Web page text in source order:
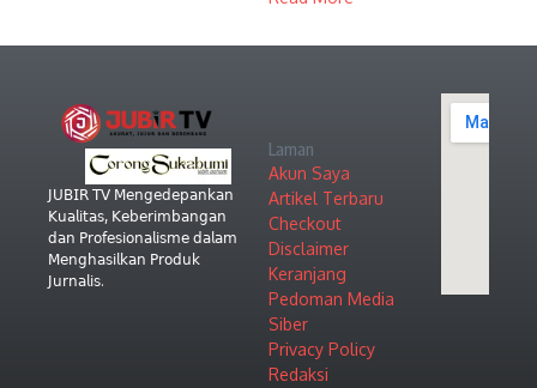
𝖩𝖴𝖡𝖨𝖱 𝖳𝖵 𝖬𝖾𝗇𝗀𝖾𝖽𝖾𝗉𝖺𝗇𝗄𝖺𝗇
𝖪𝗎𝖺𝗅𝗂𝗍𝖺𝗌, 𝖪𝖾𝖻𝖾𝗋𝗂𝗆𝖻𝖺𝗇𝗀𝖺𝗇
𝖽𝖺𝗇 𝖯𝗋𝗈𝖿𝖾𝗌𝗂𝗈𝗇𝖺𝗅𝗂𝗌𝗆𝖾 𝖽𝖺𝗅𝖺𝗆
𝖬𝖾𝗇𝗀𝗁𝖺𝗌𝗂𝗅𝗄𝖺𝗇 𝖯𝗋𝗈𝖽𝗎𝗄
𝖩𝗎𝗋𝗇𝖺𝗅𝗂𝗌.
Laman
Akun Saya
Artikel Terbaru
Checkout
Disclaimer
Keranjang
Pedoman Media
Siber
Privacy Policy
Redaksi